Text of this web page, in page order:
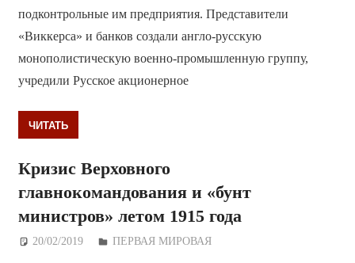
подконтрольные им предприятия. Представители
«Виккерса» и банков создали англо-русскую
монополистическую военно-промышленную группу,
учредили Русское акционерное
ЧИТАТЬ
Кризис Верховного
главнокомандования и «бунт
министров» летом 1915 года
20/02/2019 Дежурный по Редакции
ПЕРВАЯ МИРОВАЯ